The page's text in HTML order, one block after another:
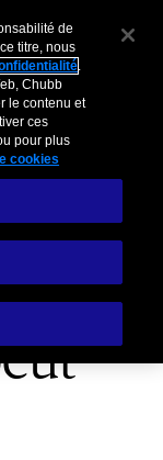
partenaires
de
titre, nous
.
Chubb
le contenu et
ces
pour plus
cookies